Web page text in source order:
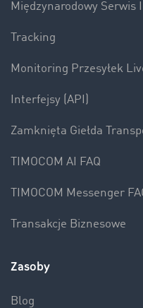
Międzynarodowy Serwis
Tracking
Monitoring Przesyłek
Interfejsy (API)
Zamknięta Giełda
TIMOCOM AI FAQ
TIMOCOM Messenger
Transakcje Biznesowe
Zasoby
Blog